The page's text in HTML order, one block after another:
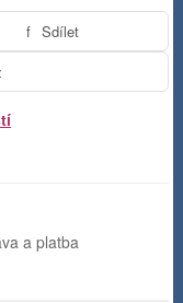
f Sdílet
a platba